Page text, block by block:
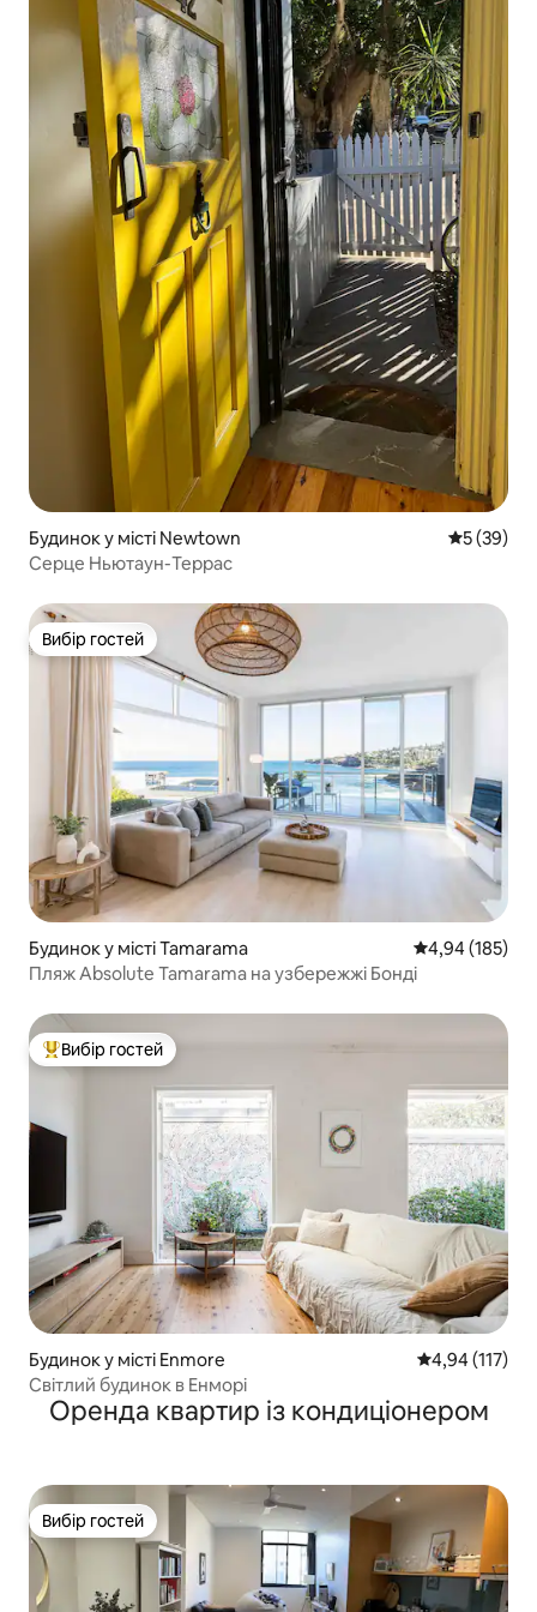
Будинок у місті Newtown Середня
5 (39)
Серце Ньютаун-Террас
Вибір гостей
Вибір гостей
Будинок у місті Tamarama Середня
4,94 (185)
Пляж Absolute Tamarama на узбережжі Бонді
Топ вибір гостей
Вибір гостей
Будинок у місті Enmore Середня
4,94 (117)
Світлий будинок в Енморі
Оренда квартир із кондиціонером
Вибір гостей
Вибір гостей